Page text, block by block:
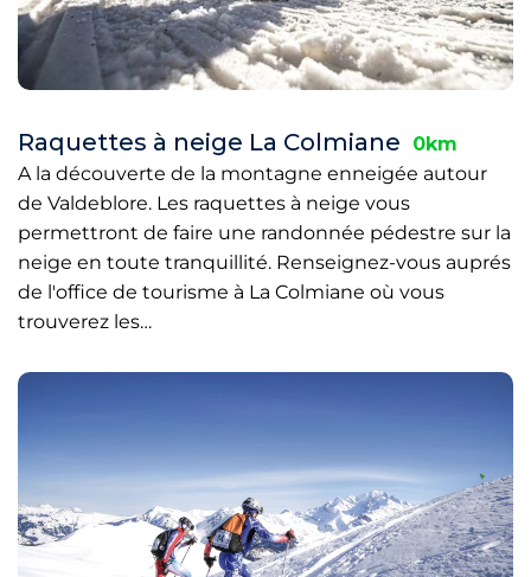
Raquettes à neige La Colmiane
0km
A la découverte de la montagne enneigée autour
de Valdeblore. Les raquettes à neige vous
permettront de faire une randonnée pédestre sur la
neige en toute tranquillité. Renseignez-vous auprés
de l'office de tourisme à La Colmiane où vous
trouverez les…